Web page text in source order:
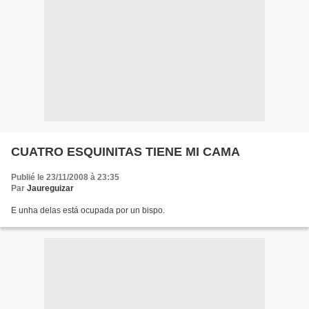
CUATRO ESQUINITAS TIENE MI CAMA
Publié le 23/11/2008 à 23:35
Par Jaureguizar
E unha delas está ocupada por un bispo.